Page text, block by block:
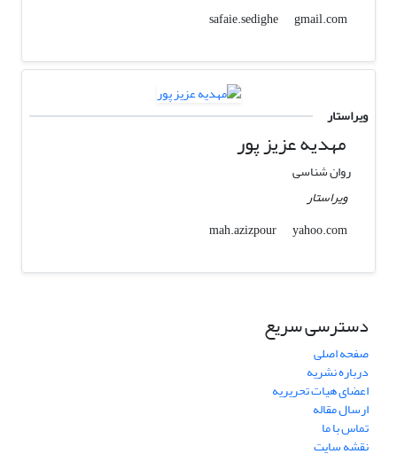
safaie.sedighe
gmail.com
ویراستار
مهدیه عزیز پور
روان شناسی
ویراستار
mah.azizpour
yahoo.com
دسترسی سریع
صفحه اصلی
درباره نشریه
اعضای هیات تحریریه
ارسال مقاله
تماس با ما
نقشه سایت